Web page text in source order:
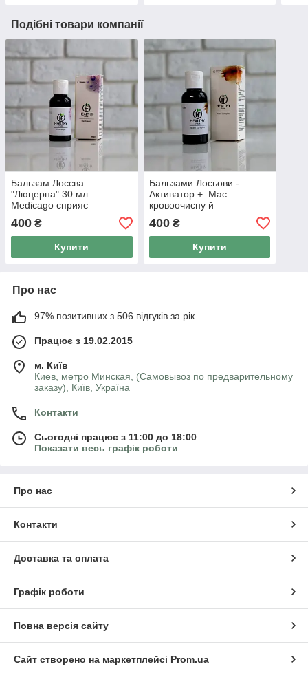
Подібні товари компанії
Бальзам Лосєва
"Люцерна" 30 мл
Medicago сприяє
регенерації клітин печінки
та допомагає виведенню
токсинів.
400 ₴
Купити
Бальзами Лосьови -
Активатор +. Має
кровоочисну й
антипаразитарну
властивість. 30 мл.
400₴
Купити
Про нас
97% позитивних з 506 відгуків за рік
Працює з 19.02.2015
м. Київ
Киев, метро Минская, (Самовывоз по предварительному
заказу), Київ, Україна
Контакти
Сьогодні працює з 11:00 до 18:00
Показати весь графік роботи
Про нас
Контакти
Доставка та оплата
Графік роботи
Повна версія сайту
Сайт створено на маркетплейсі Prom.ua